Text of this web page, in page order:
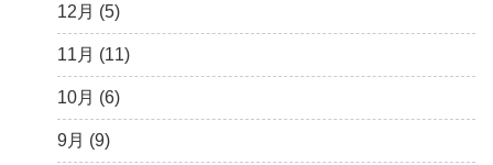
2月 (6)
1月 (10)
5月 (13)
4月 (12)
3月 (13)
2月 (14)
6月 (6)
5月 (5)
4月 (10)
3月 (5)
8月 (9)
7月 (8)
6月 (3)
5月 (10)
9月 (16)
8月 (9)
7月 (11)
6月 (5)
10月 (8)
9月 (12)
8月 (4)
7月 (7)
11月 (3)
10月 (5)
9月 (1)
8月 (4)
12月 (5)
11月 (11)
10月 (6)
9月 (9)